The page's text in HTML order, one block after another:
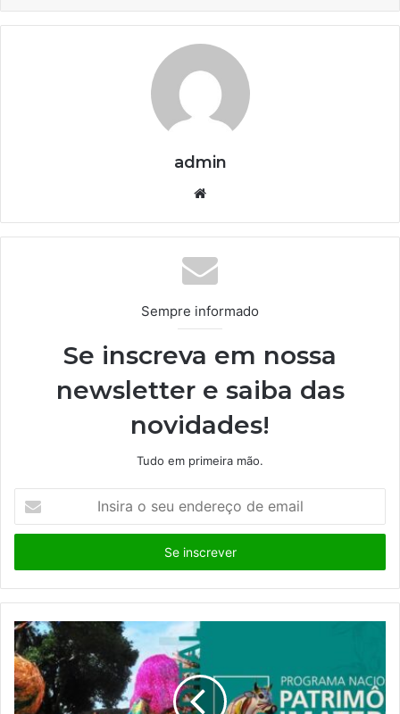
admin
te
Sempre informado
Se inscreva em nossa
newsletter e saiba das
novidades!
Tudo em primeira mão.
s
r
a
s
e
u
e
n